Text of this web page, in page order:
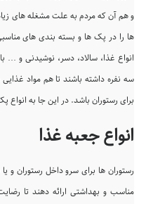
و هم آن که مردم به علت مشغله های
ها را در پک ها و بسته بندی های
انواع غذا، سالاد، دسر، نوشیدنی و
سه نفره داشته باشند تا هم مواد
برای رستوران باشد. در این جا به انواع
انواع جعبه غذا
رستوران ها برای سرو داخل رستوران و
مناسب و بهداشتی ارائه دهند تا